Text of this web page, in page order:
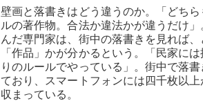
壁画と落書きはどう違うのか。「どち
ルの著作物。合法か違法かが違うだけ
んだ専門家は、街中の落書きを見れば
「作品」かが分かるという。「民家に
りのルールでやっている」。街中で落
ており、スマートフォンには四千枚以
収まっている。